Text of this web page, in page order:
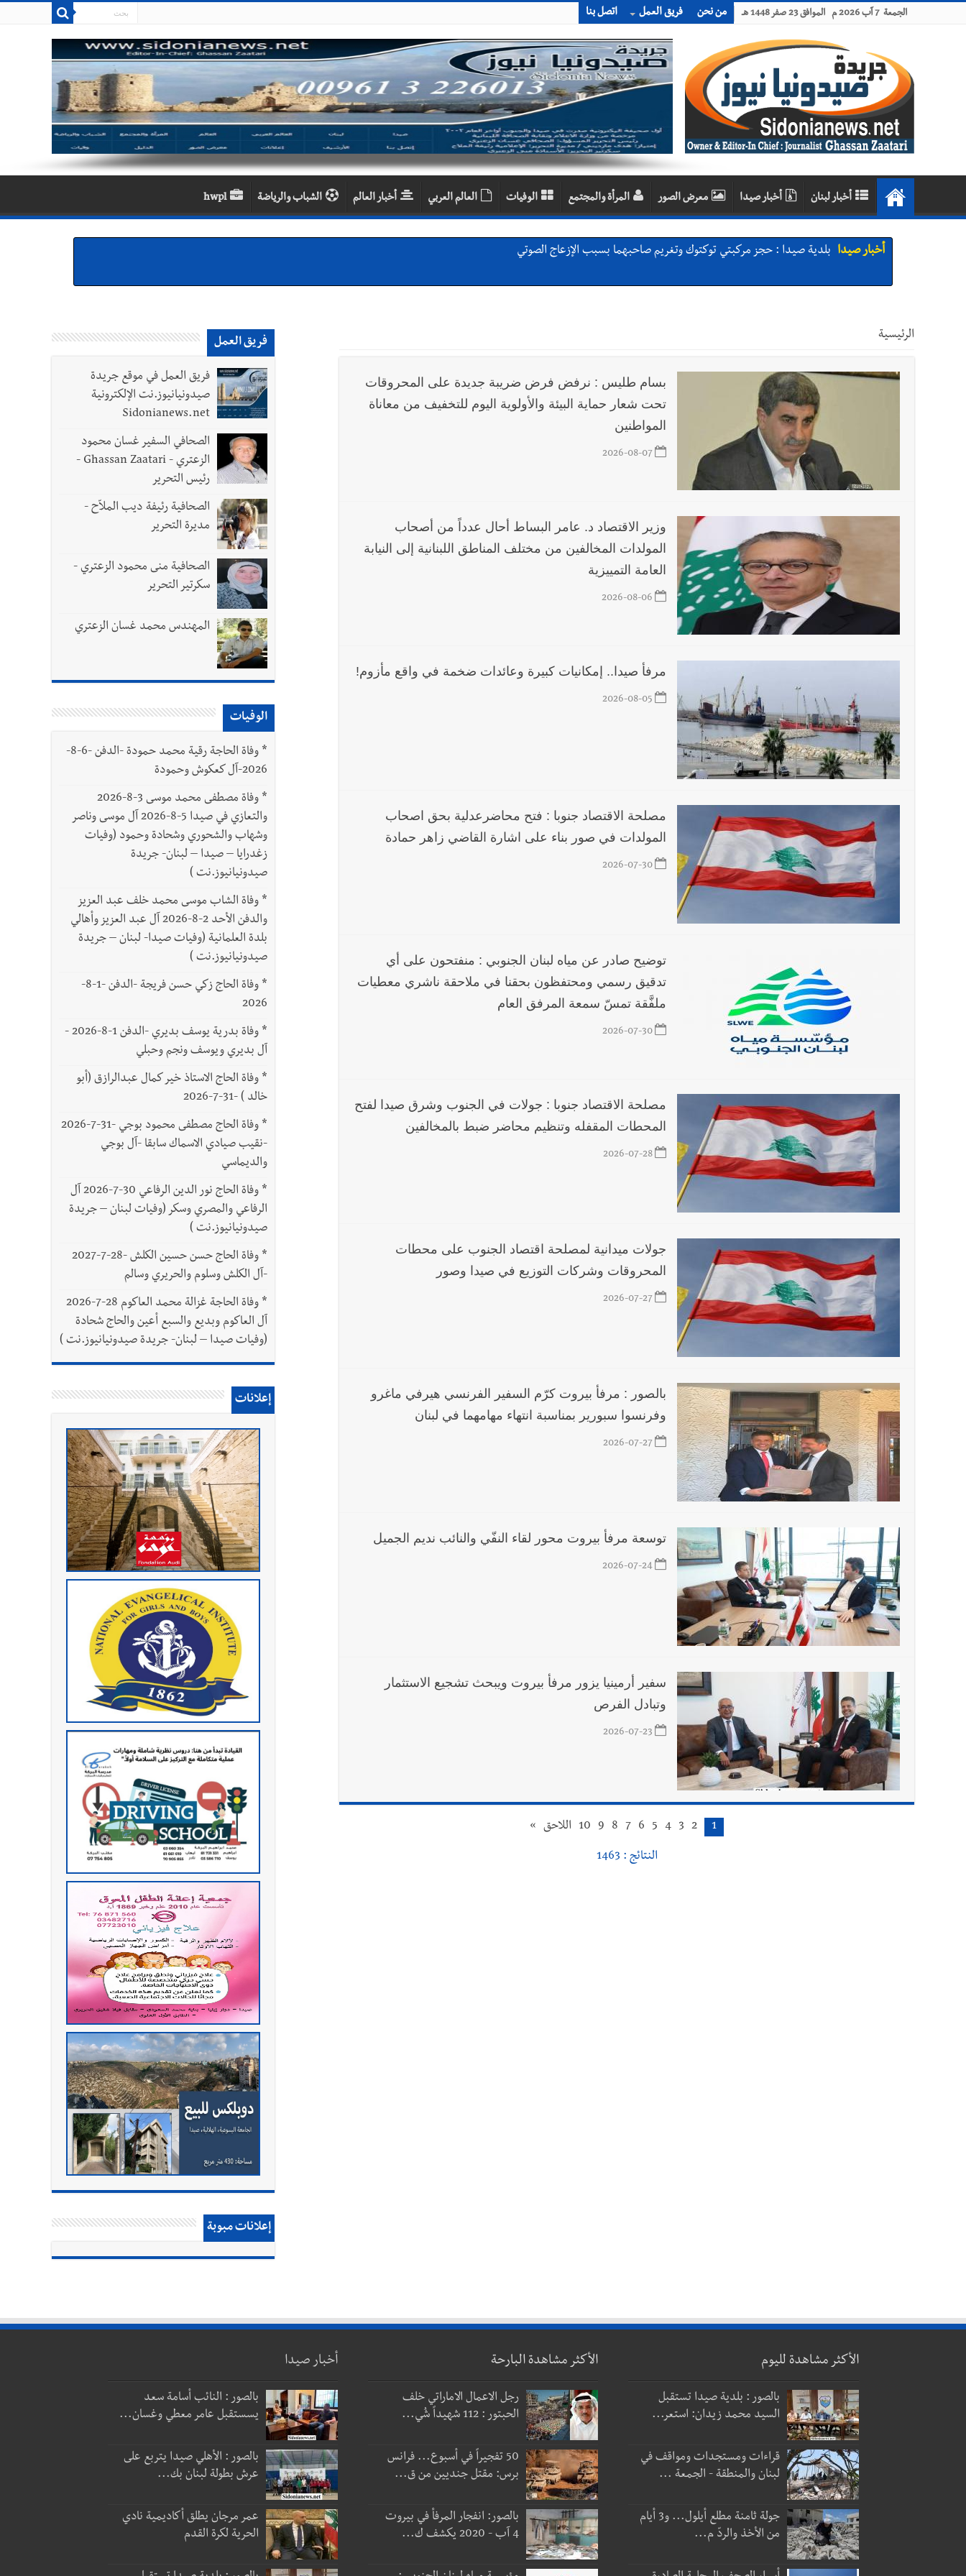
الجمعة 7 آب 2026 م الموافق 23 صفر 1448 هـ من نحن فريق العمل اتصل بنا
أخبار لبنان أخبار صيدا معرض الصور المرأة والمجتمع الوفيات العالم العربي أخبار العالم الشباب والرياضة hwpl
أخبار صيدا بلدية صيدا : حجز مركبتي توكتوك وتغريم صاحبهما بسبب الإزعاج الصوتي
بالصور : بلدية صيدا تستقبل السيد محمد زيدان: استعراض شامل لمشاريع وتأكيدٌ على حماية القيمة التراثية للمدينة القديمة
عمر مرجان يطلق أكاديمية نادي الحرية لكرة القدم
أخبار لبنان مؤسسة مياه لبنان الجنوبي : جيش العدوالاسرائيلي يستهدف فرق المؤسسة أثناء عملهم في عيتا الجبل
بهية الحريري تقدم بإسم الرئيس سعد الحريري التعازي بوفاة الراحل ميشال معلولي
أخبار لبنان الجيش اللبناني : إصابة أحد العسكريين بجروح طفيفة نتيجة استهداف إسرائيلي معادٍ لجرافة للجيش في بلدة المنصوري - صور
أخبار لبنان مسيّرة أسرائيلية القت قنبلة صوتية باتجاه جرافة للجيش اللبناني خلال عملها في المنصوري ومعلومات أولية عن اصابة أحد العسكريين
بسام طليس : نرفض فرض ضريبة جديدة على المحروقات تحت شعار حماية البيئة والأولوية اليوم للتخفيف من معاناة المواطنين
العالم العربي
رجل الاعمال الاماراتي خلف الحبتور : 112 شهيداً شُيّعوا في ‫غزة‬ بعد أن بقوا تحت الأنقاض منذ عام 2023: أيُعقل أن يبقى الشعب الفلسطيني يعيش كل هذا الألم؟ وإلى متى
تستمر هذه المعاناة التي تمزق القلوب والضمائر؟
الرئيسية
بسام طليس : نرفض فرض ضريبة جديدة على المحروقات
تحت شعار حماية البيئة والأولوية اليوم للتخفيف من معاناة
المواطنين
2026-08-07
وزير الاقتصاد د. عامر البساط أحال عدداً من أصحاب
المولدات المخالفين من مختلف المناطق اللبنانية إلى النيابة
العامة التمييزية
2026-08-06
مرفأ صيدا.. إمكانيات كبيرة وعائدات ضخمة في واقع مأزوم!
2026-08-05
مصلحة الاقتصاد جنوبا : فتح محاضرعدلية بحق اصحاب
المولدات في صور بناء على اشارة القاضي زاهر حمادة
2026-07-30
توضيح صادر عن مياه لبنان الجنوبي : منفتحون على أي
تدقيق رسمي ومحتفظون بحقنا في ملاحقة ناشري معطيات
ملفَّقة تمسّ سمعة المرفق العام
2026-07-30
مصلحة الاقتصاد جنوبا : جولات في الجنوب وشرق صيدا لفتح
المحطات المقفله وتنظيم محاضر ضبط بالمخالفين
2026-07-28
جولات ميدانية لمصلحة اقتصاد الجنوب على محطات
المحروقات وشركات التوزيع في صيدا وصور
2026-07-27
بالصور : مرفأ بيروت كرّم السفير الفرنسي هيرفي ماغرو
وفرنسوا سبورير بمناسبة انتهاء مهامهما في لبنان
2026-07-27
توسعة مرفأ بيروت محور لقاء النفّي والنائب نديم الجميل
2026-07-24
سفير أرمينيا يزور مرفأ بيروت ويبحث تشجيع الاستثمار
وتبادل الفرص
2026-07-23
1
2
3
4
5
6
7
8
9
10 اللاحق »
النتائج : 1463
فريق العمل
فريق العمل في موقع جريدة
صيدونيانيوز.نت الإلكترونية
Sidonianews.net
الصحافي السفير غسان محمود
الزعتري - Ghassan Zaatari -
رئيس التحرير
الصحافية رئيفة ديب الملاّح -
مديرة التحرير
الصحافية منى محمود الزعتري -
سكرتير التحرير
المهندس محمد غسان الزعتري
الوفيات
*
وفاة الحاجة رقية محمد حمودة -الدفن -6-8-
2026-آل كعكوش وحمودة
*
وفاة مصطفى محمد موسى 3-8-2026
والتعازي في صيدا 5-8-2026 آل موسى وناصر
وشهاب والشحوري وشحادة وحمود (وفيات
زغدرايا – صيدا – لبنان- جريدة
صيدونيانيوز.نت )
* وفاة الشاب موسى محمد خلف عبد العزيز
والدفن الأحد 2-8-2026 آل عبد العزيز وأهالي
بلدة العلمانية (وفيات صيدا- لبنان – جريدة
صيدونيانيوز.نت )
*
وفاة الحاج زكي حسن فريجة -الدفن -1-8-
2026
*
وفاة بدرية يوسف بديري -الدفن 1-8-2026 -
آل بديري ويوسف ونجم وحبلي
* وفاة الحاج الاستاذ خير كمال عبدالرازق (أبو
خالد ) -31-7-2026
*
وفاة الحاج مصطفى محمود بوجي -31-7-2026
-نقيب صيادي الاسماك سابقا -آل بوجي
والديماسي
*
وفاة الحاج نور الدين الرفاعي 30-7-2026 آل
الرفاعي والمصري وسكر (وفيات لبنان – جريدة
صيدونيانيوز.نت )
*
وفاة الحاج حسن حسين الكلش -28-7-2027
-آل الكلش وسلوم والحريري وسالم
*
وفاة الحاجة غزالة محمد العاكوم 28-7-2026
آل العاكوم وبديع والسبع أعين والحاج شحادة
(وفيات صيدا – لبنان- جريدة صيدونيانيوز.نت )
إعلانات
إعلانات مبوبة
الأكثر مشاهدة لليوم
بالصور : بلدية صيدا تستقبل
السيد محمد زيدان: استعر...
قراءات ومستجدات ومواقف في
لبنان والمنطقة - الجمعة ...
جولة ثامنة مطلع أيلول... و3 أيام
من الأخذ والردّ م...
الأكثر مشاهدة البارحة
رجل الاعمال الاماراتي خلف
الحبتور : 112 شهيداً شُي...
50 تفجيراً في أسبوع... فرانس
برس: مقتل جنديين من ق...
بالصور: انفجار المرفأ في بيروت
4 آب - 2020 يكشف ك...
أخبار صيدا
بالصور : النائب أسامة سعد
يسستقبل عامر معطي وغسان...
بالصور : الأهلي صيدا يتربع على
عرش بطولة لبنان بك...
عمر مرجان يطلق أكاديمية نادي
الحرية لكرة القدم